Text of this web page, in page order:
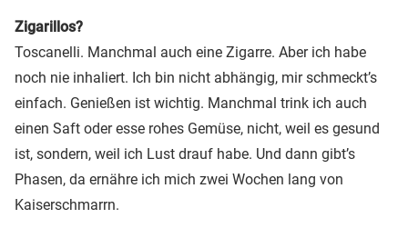
Zigarillos?
Toscanelli. Manchmal auch eine Zigarre. Aber ich habe
noch nie inhaliert. Ich bin nicht abhängig, mir schmeckt’s
einfach. Genießen ist wichtig. Manchmal trink ich auch
einen Saft oder esse rohes Gemüse, nicht, weil es gesund
ist, sondern, weil ich Lust drauf habe. Und dann gibt’s
Phasen, da ernähre ich mich zwei Wochen lang von
Kaiserschmarrn.